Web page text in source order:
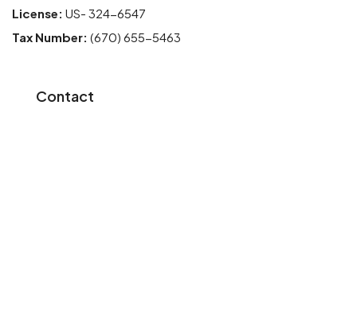
License: US- 324-6547
Tax Number: (670) 655-5463
Contact